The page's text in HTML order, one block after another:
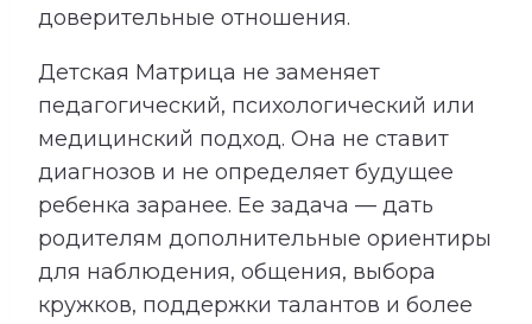
доверительные отношения.
Детская Матрица не заменяет
педагогический, психологический или
медицинский подход. Она не ставит
диагнозов и не определяет будущее
ребенка заранее. Ее задача — дать
родителям дополнительные ориентиры
для наблюдения, общения, выбора
кружков, поддержки талантов и более